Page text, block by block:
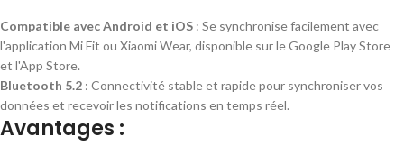
Compatible avec Android et iOS : Se synchronise facilement avec
l'application Mi Fit ou Xiaomi Wear, disponible sur le Google Play Store
et l'App Store.
Bluetooth 5.2 : Connectivité stable et rapide pour synchroniser vos
données et recevoir les notifications en temps réel.
Avantages :